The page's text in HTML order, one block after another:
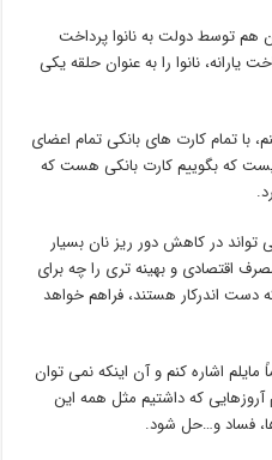
هم توسط دولت به نانوا پرداخت
نانوا را به عنوان حلقه یکی
با تمام کارت های بانکی تمام اعضای
که بگوییم کارت بانکی هست که
تواند در کاهش دور ریز نان بسیار
اقتصادی و بهینه تری را چه برای
دست اندرکار هستند، فراهم خواهد
اشاره کنم و آن اینکه نمی توان
آروزهایی که داشتیم مثل همه این
فساد و…حل شود.